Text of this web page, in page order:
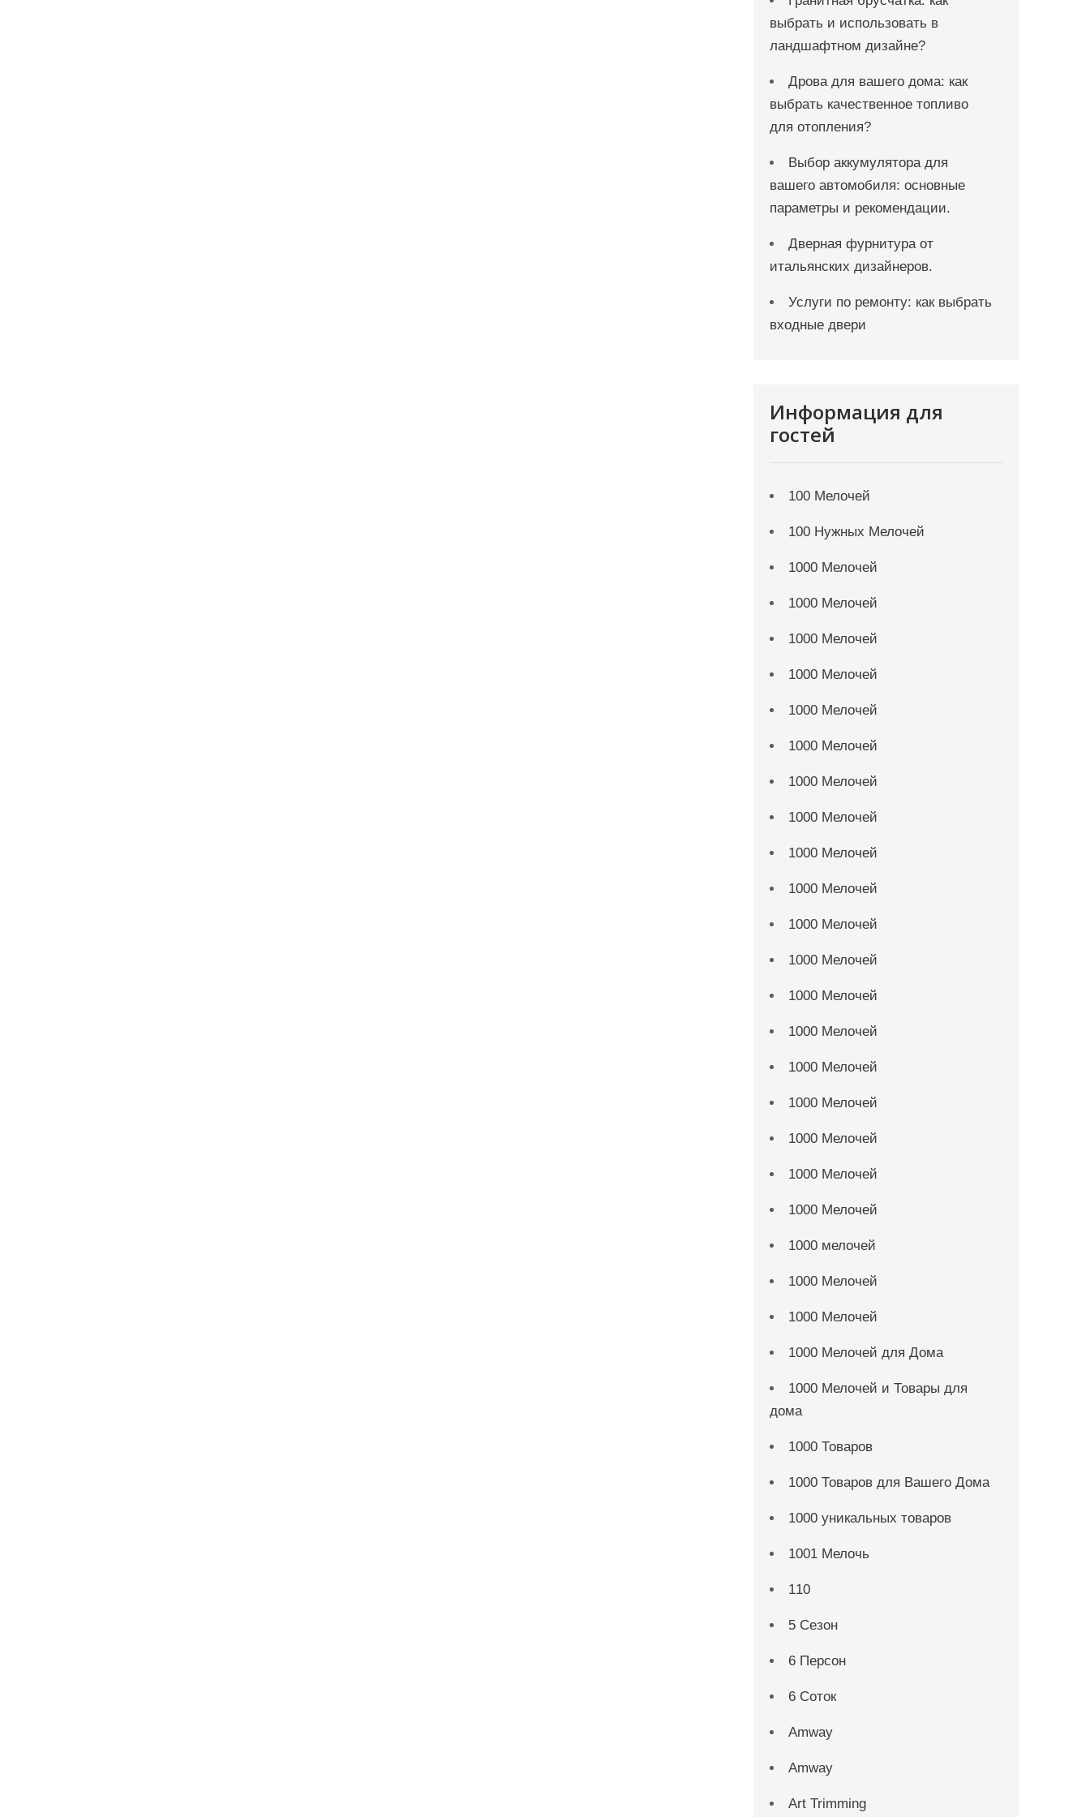
выбрать и использовать в
ландшафтном дизайне?
Дрова для вашего дома: как
выбрать качественное топливо
для отопления?
Выбор аккумулятора для
вашего автомобиля: основные
параметры и рекомендации.
Дверная фурнитура от
итальянских дизайнеров.
Услуги по ремонту: как выбрать
входные двери
Информация для
гостей
100 Мелочей
100 Нужных Мелочей
1000 Мелочей
1000 Мелочей
1000 Мелочей
1000 Мелочей
1000 Мелочей
1000 Мелочей
1000 Мелочей
1000 Мелочей
1000 Мелочей
1000 Мелочей
1000 Мелочей
1000 Мелочей
1000 Мелочей
1000 Мелочей
1000 Мелочей
1000 Мелочей
1000 Мелочей
1000 Мелочей
1000 Мелочей
1000 мелочей
1000 Мелочей
1000 Мелочей
1000 Мелочей для Дома
1000 Мелочей и Товары для
дома
1000 Товаров
1000 Товаров для Вашего Дома
1000 уникальных товаров
1001 Мелочь
110
5 Сезон
6 Персон
6 Соток
Amway
Amway
Art Trimming